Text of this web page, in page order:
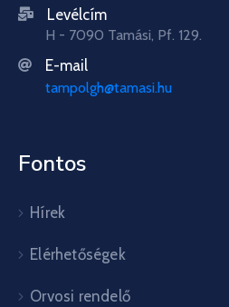
Levélcím
H - 7090 Tamási, Pf. 129.
E-mail
tampolgh@tamasi.hu
Fontos
Hírek
Elérhetőségek
Orvosi rendelő